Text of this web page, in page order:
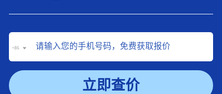
+86
立即查价